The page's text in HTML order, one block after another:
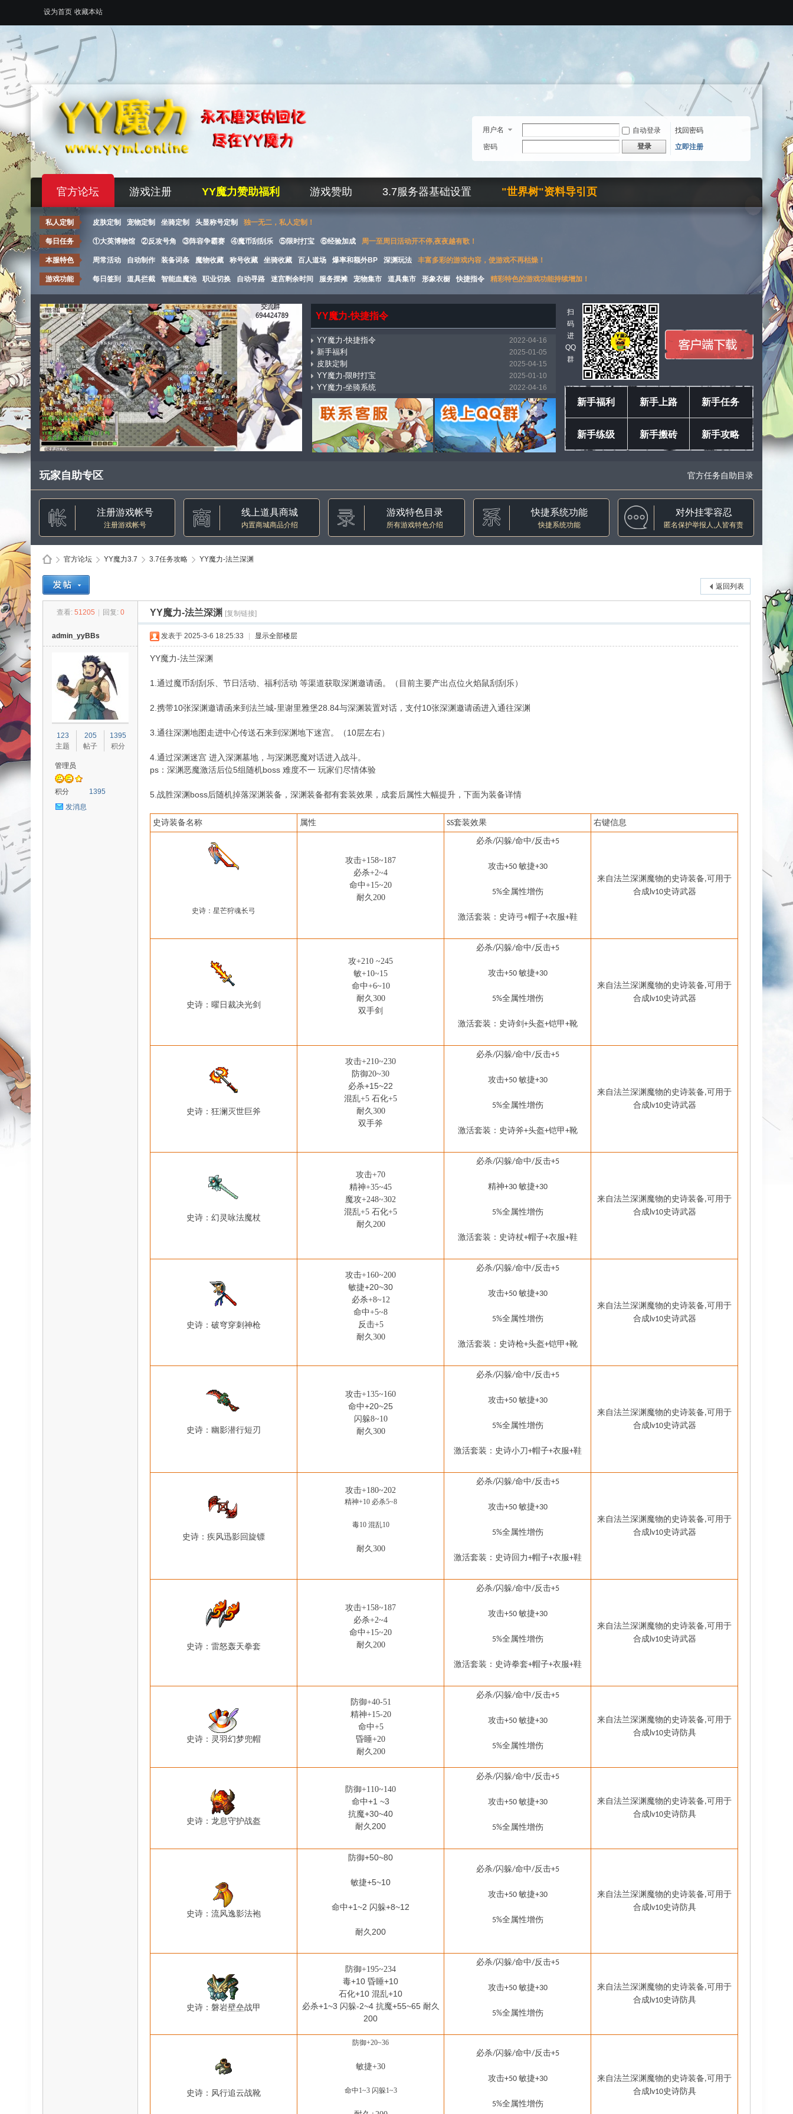
设为首页 收藏本站
用户名 自动登录
找回密码
密码
登录 立即注册
官方论坛 游戏注册 YY魔力赞助福利 游戏赞助 3.7服务器基础设置 "世界树"资料导引页
私人定制 皮肤定制 宠物定制 坐骑定制 头显称号定制 独一无二，私人定制！
每日任务 ①大英博物馆 ②反攻号角 ③阵容争霸赛 ④魔币刮刮乐 ⑤限时打宝 ⑥经验加成 周一至周日活动开不停,夜夜越有歌！
本服特色 周常活动 自动制作 装备词条 魔物收藏 称号收藏 坐骑收藏 百人道场 爆率和额外BP 深渊玩法 丰富多彩的游戏内容，使游戏不再枯燥！
游戏功能 每日签到 道具拦截 智能血魔池 职业切换 自动寻路 迷宫剩余时间 服务摆摊 宠物集市 道具集市 形象衣橱 快捷指令 精彩特色的游戏功能持续增加！
YY魔力-快捷指令
YY魔力-快捷指令 2022-04-16
新手福利 2025-01-05
皮肤定制 2025-04-15
YY魔力-限时打宝 2025-01-10
YY魔力-坐骑系统 2022-04-16
mostbet_xnpi 2026-03-11
YY魔力-万能传送（飞机） 2025-01-18
YY魔力-集市系统 2022-04-04
YY魔力-自动寻路 2022-04-16
YY魔力-称号收藏 2022-04-16
扫
码
进
QQ
群
新手福利 新手上路 新手任务
新手练级 新手搬砖 新手攻略
玩家自助专区 官方任务自助目录
注册游戏帐号
注册游戏帐号
线上道具商城
内置商城商品介绍
游戏特色目录
所有游戏特色介绍
快捷系统功能
快捷系统功能
对外挂零容忍
匿名保护举报人,人皆有责
官方论坛
›
YY魔力3.7 3.7任务攻略
›
YY魔力-法兰深渊
返回列表
查看: 51205 回复: 0 YY魔力-法兰深渊 [复制链接]
admin_yyBBs
123
主题
205
帖子
1395
积分
管理员
积分
1395
发消息
发表于 2025-3-6 18:25:33 显示全部楼层
YY魔力-法兰深渊
1.通过魔币刮刮乐、节日活动、福利活动 等渠道获取深渊邀请函。（目前主要产出点位火焰鼠刮刮乐）
2.携带10张深渊邀请函来到法兰城-里谢里雅堡28.84与深渊装置对话，支付10张深渊邀请函进入通往深渊
3.通往深渊地图走进中心传送石来到深渊地下迷宫。（10层左右）
4.通过深渊迷宫 进入深渊墓地，与深渊恶魔对话进入战斗。
ps：深渊恶魔激活后位5组随机boss 难度不一 玩家们尽情体验
5.战胜深渊boss后随机掉落深渊装备，深渊装备都有套装效果，成套后属性大幅提升，下面为装备详情
史诗装备名称 属性 SS套装效果 右键信息
史诗： 星芒狩魂长弓
攻击+158~187
必杀+2~4
命中+15~20
耐久200
必杀/闪躲/命中/反击+5
攻击+50 敏捷+30
5%全属性增伤
激活套装： 史诗弓+帽子+衣服+鞋
来自法兰深渊魔物的史诗装备,可用于
合成lv10史诗武器
史诗：曜日裁决光剑
攻+210 ~245
敏+10~15
命中+6~10
耐久300
双手剑
必杀/闪躲/命中/反击+5
攻击+50 敏捷+30
5%全属性增伤
激活套装： 史诗剑 +头盔+铠甲+靴
来自法兰深渊魔物的史诗装备,可用于
合成lv10史诗武器
史诗：狂澜灭世巨斧
攻击+210~230
防御20~30
必杀+15~22
混乱+5 石化+5
耐久300
双手斧
必杀/闪躲/命中/反击+5
攻击+50 敏捷+30
5%全属性增伤
激活套装： 史诗斧+头盔+铠甲+靴
来自法兰深渊魔物的史诗装备,可用于
合成lv10史诗武器
史诗：幻灵咏法魔杖
攻击+70
精神+35~45
魔攻+248~302
混乱+5 石化+5
耐久200
必杀/闪躲/命中/反击+5
精神+30 敏捷+30
5%全属性增伤
激活套装： 史诗杖+帽子+衣服+鞋
来自法兰深渊魔物的史诗装备,可用于
合成lv10史诗武器
史诗：破穹穿刺神枪
攻击+160~200
敏捷+20~30
必杀+8~12
命中+5~8
反击+5
耐久300
必杀/闪躲/命中/反击+5
攻击+50 敏捷+30
5%全属性增伤
激活套装： 史诗枪+头盔+铠甲+靴
来自法兰深渊魔物的史诗装备,可用于
合成lv10史诗武器
史诗：幽影潜行短刃
攻击+135~160
命中+20~25
闪躲8~10
耐久300
必杀/闪躲/命中/反击+5
攻击+50 敏捷+30
5%全属性增伤
激活套装： 史诗小刀+帽子+衣服+鞋
来自法兰深渊魔物的史诗装备,可用于
合成lv10史诗武器
史诗：疾风迅影回旋镖
攻击+180~202
精神+10 必杀5~8
毒10 混乱10
耐久300
必杀/闪躲/命中/反击+5
攻击+50 敏捷+30
5%全属性增伤
激活套装： 史诗回力+帽子+衣服+鞋
来自法兰深渊魔物的史诗装备,可用于
合成lv10史诗武器
史诗：雷怒轰天拳套
攻击+158~187
必杀+2~4
命中+15~20
耐久200
必杀/闪躲/命中/反击+5
攻击+50 敏捷+30
5%全属性增伤
激活套装： 史诗拳套+帽子+衣服+鞋
来自法兰深渊魔物的史诗装备,可用于
合成lv10史诗武器
史诗：灵羽幻梦兜帽
防御+40-51
精神+15-20
命中+5
昏睡+20
耐久200
必杀/闪躲/命中/反击+5
攻击+50 敏捷+30
5%全属性增伤
来自法兰深渊魔物的史诗装备,可用于
合成lv10史诗防具
史诗：龙息守护战盔
防御+110~140
命中+1 ~3
抗魔+30~40
耐久200
必杀/闪躲/命中/反击+5
攻击+50 敏捷+30
5%全属性增伤
来自法兰深渊魔物的史诗装备,可用于
合成lv10史诗防具
史诗：流风逸影法袍
防御+50~80
敏捷+5~10
命中+1~2 闪躲+8~12
耐久200
必杀/闪躲/命中/反击+5
攻击+50 敏捷+30
5%全属性增伤
来自法兰深渊魔物的史诗装备,可用于
合成lv10史诗防具
史诗：磐岩壁垒战甲
防御+195~234
毒+10 昏睡+10
石化+10 混乱+10
必杀+1~3 闪躲-2~4 抗魔+55~65 耐久
200
必杀/闪躲/命中/反击+5
攻击+50 敏捷+30
5%全属性增伤
来自法兰深渊魔物的史诗装备,可用于
合成lv10史诗防具
史诗：风行追云战靴
防御+20~36
敏捷+30
命中1~3 闪躲1~3
必杀/闪躲/命中/反击+5
攻击+50 敏捷+30
5%全属性增伤
来自法兰深渊魔物的史诗装备,可用于
合成lv10史诗防具